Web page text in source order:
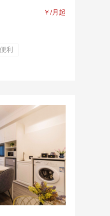
￥/月起
利